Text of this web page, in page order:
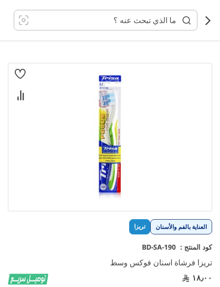
المحتوى
العناية بالفم والأسنان تريزا
كود المنتج : BD-SA-190
تريزا فرشاة اسنان فوكس وسط
١٨٫٠٠
انتقل
تخطي
إلى
بداية
معرض
الصور